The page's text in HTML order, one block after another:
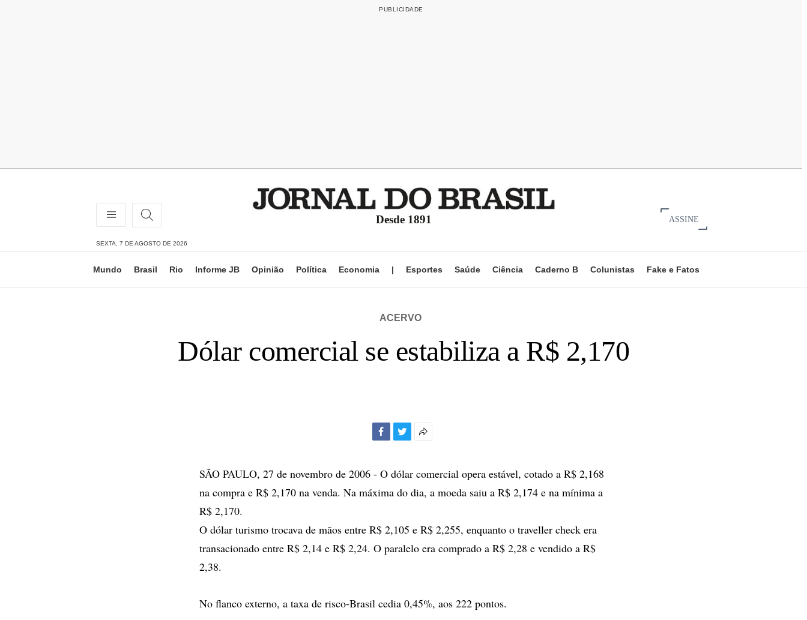
Desde 1891 ASSINE
SEXTA, 7 DE AGOSTO DE 2026
Mundo Brasil Rio Informe JB Opinião Política Economia | Esportes Saúde Ciência Caderno B Colunistas Fake e Fatos
ACERVO
Dólar comercial se estabiliza a R$ 2,170
compartilhamento
SÃO PAULO, 27 de novembro de 2006 - O dólar comercial opera estável, cotado a R$ 2,168
na compra e R$ 2,170 na venda. Na máxima do dia, a moeda saiu a R$ 2,174 e na mínima a
R$ 2,170.
O dólar turismo trocava de mãos entre R$ 2,105 e R$ 2,255, enquanto o traveller check era
transacionado entre R$ 2,14 e R$ 2,24. O paralelo era comprado a R$ 2,28 e vendido a R$
2,38.
No flanco externo, a taxa de risco-Brasil cedia 0,45%, aos 222 pontos.